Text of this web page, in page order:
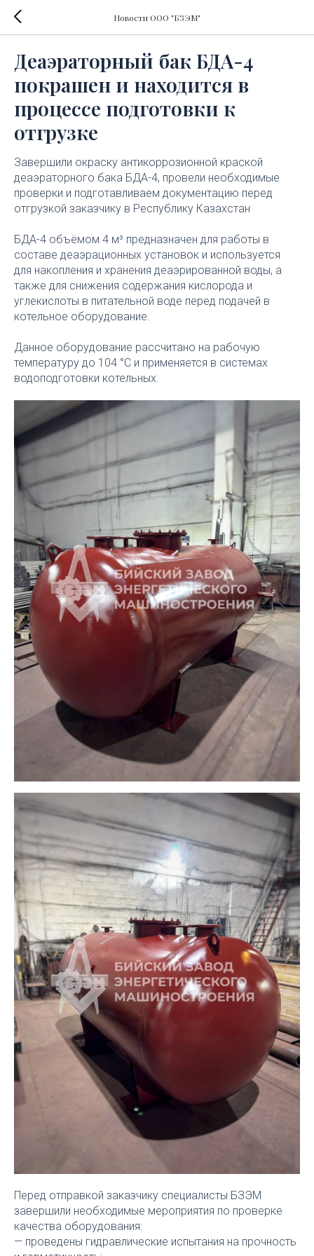
Новости ООО "БЗЭМ"
Деаэраторный бак БДА-4
покрашен и находится в
процессе подготовки к
отгрузке
Завершили окраску антикоррозионной краской
деаэраторного бака БДА-4, провели необходимые
проверки и подготавливаем документацию перед
отгрузкой заказчику в Республику Казахстан
БДА-4 объёмом 4 м³ предназначен для работы в
составе деаэрационных установок и используется
для накопления и хранения деаэрированной воды, а
также для снижения содержания кислорода и
углекислоты в питательной воде перед подачей в
котельное оборудование.
Данное оборудование рассчитано на рабочую
температуру до 104 °C и применяется в системах
водоподготовки котельных.
Перед отправкой заказчику специалисты БЗЭМ
завершили необходимые мероприятия по проверке
качества оборудования:
— проведены гидравлические испытания на прочность